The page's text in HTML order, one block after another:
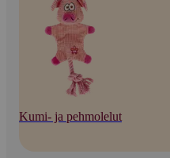
Kumi- ja pehmolelut